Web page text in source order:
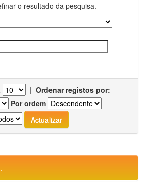
o resultado da pesquisa.
| Ordenar registos por:
Por ordem